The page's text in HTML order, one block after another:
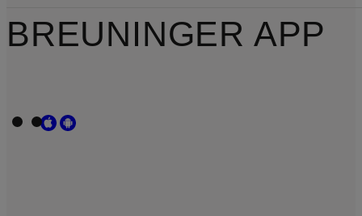
BREUNINGER APP